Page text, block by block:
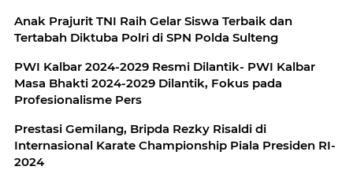
Anak Prajurit TNI Raih Gelar Siswa Terbaik dan
Tertabah Diktuba Polri di SPN Polda Sulteng
PWI Kalbar 2024-2029 Resmi Dilantik- PWI Kalbar
Masa Bhakti 2024-2029 Dilantik, Fokus pada
Profesionalisme Pers
Prestasi Gemilang, Bripda Rezky Risaldi di
Internasional Karate Championship Piala Presiden RI-
2024